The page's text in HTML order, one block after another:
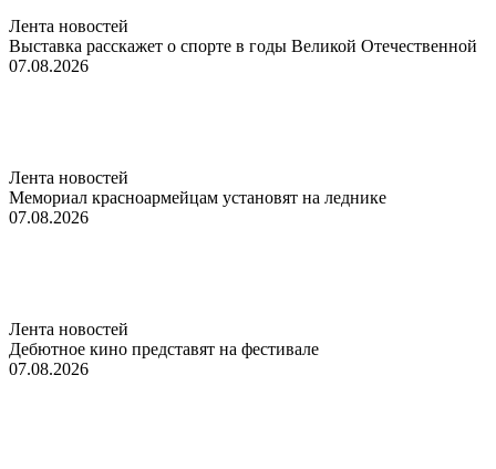
Лента новостей
Выставка расскажет о спорте в годы Великой Отечественной
07.08.2026
Лента новостей
Мемориал красноармейцам установят на леднике
07.08.2026
Лента новостей
Дебютное кино представят на фестивале
07.08.2026